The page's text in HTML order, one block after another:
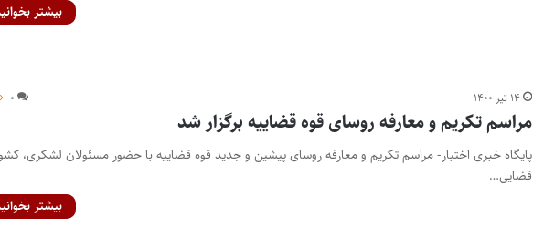
بیشتر
۱۴ تیر ۱۴۰۰ ۰
مراسم تکریم و معارفه روسای قوه قضاییه برگزار شد
پایگاه خبری اختبار- مراسم تکریم و معارفه روسای پیشین و جدید قوه قضاییه با حضور مسئولان لشکری،
قضایی…
بیشتر